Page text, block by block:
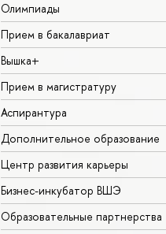
Олимпиады
Прием в бакалавриат
Вышка+
Прием в магистратуру
Аспирантура
Дополнительное образование
Центр развития карьеры
Бизнес-инкубатор ВШЭ
Образовательные партнерства